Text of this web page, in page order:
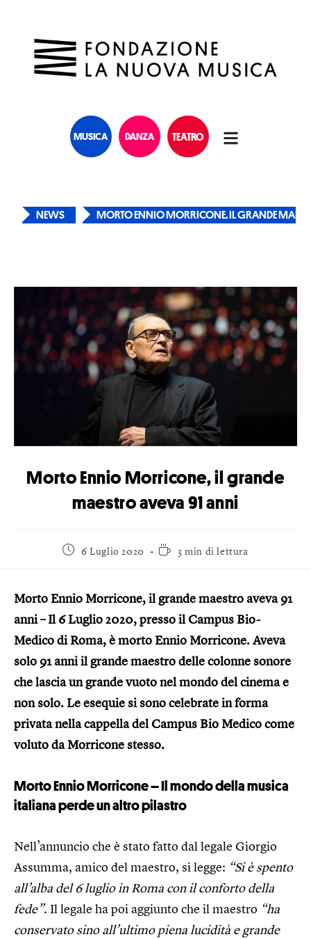
MUSICA DANZA TEATRO
NEWS MORTO ENNIO MORRICONE, IL GRANDE
Morto Ennio Morricone, il grande
maestro aveva 91 anni
6 Luglio 2020 3 min di lettura
Morto Ennio Morricone, il grande maestro aveva 91
anni – Il 6 Luglio 2020, presso il Campus Bio-
Medico di Roma, è morto Ennio Morricone. Aveva
solo 91 anni il grande maestro delle colonne sonore
che lascia un grande vuoto nel mondo del cinema e
non solo. Le esequie si sono celebrate in forma
privata nella cappella del Campus Bio Medico come
voluto da Morricone stesso.
Morto Ennio Morricone – Il mondo della musica
italiana perde un altro pilastro
Nell’annuncio che è stato fatto dal legale Giorgio
Assumma, amico del maestro, si legge: “Si è spento
all’alba del 6 luglio in Roma con il conforto della
fede”. Il legale ha poi aggiunto che il maestro “ha
conservato sino all’ultimo piena lucidità e grande